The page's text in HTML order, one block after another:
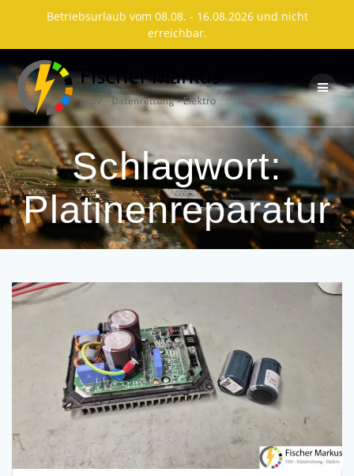
Betriebsurlaub vom 08.08. - 16.08.2026 und nicht
erreichbar.
content
Schlagwort:
Platinenreparatur